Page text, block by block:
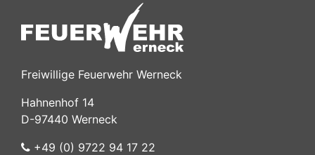
Freiwillige Feuerwehr Werneck
Hahnenhof 14
D-97440 Werneck
+49 (0) 9722 94 17 22